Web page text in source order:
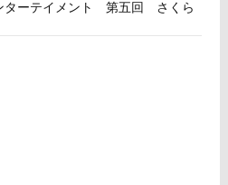
ターテイメント 第五回 さくら